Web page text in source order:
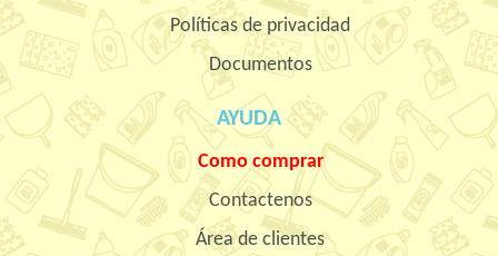
Políticas de privacidad
Documentos
AYUDA
Como comprar
Contactenos
Área de clientes